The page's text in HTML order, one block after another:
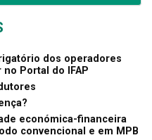
dos operadores
Portal do IFAP
económica-financeira
convencional e em MPB